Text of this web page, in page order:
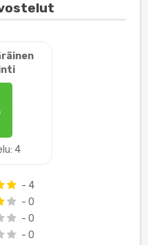
4
- 4
- 0
- 0
- 0